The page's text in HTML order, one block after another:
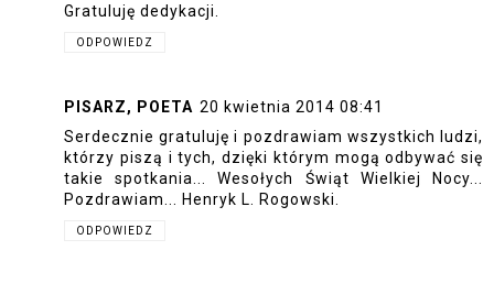
Gratuluję dedykacji.
ODPOWIEDZ
PISARZ, POETA 20 kwietnia 2014 08:41
Serdecznie gratuluję i pozdrawiam wszystkich ludzi,
którzy piszą i tych, dzięki którym mogą odbywać się
takie spotkania... Wesołych Świąt Wielkiej Nocy...
Pozdrawiam... Henryk L. Rogowski.
ODPOWIEDZ